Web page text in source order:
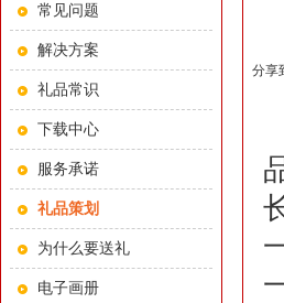
常见问题
解决方案
礼品常识
下载中心
服务承诺
礼品策划
为什么要送礼
电子画册
分享